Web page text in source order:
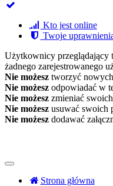
Kto jest online
Twoje
Użytkownicy przeglądający
żadnego zarejestrowanego
Nie możesz tworzyć
Nie możesz odpowiadać w
Nie możesz zmieniać
Nie możesz usuwać swoich
Nie możesz dodawać
Strona główna